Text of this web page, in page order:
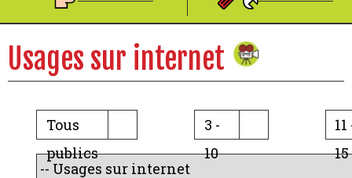
Usages sur internet
Tous
publics
3 -
10
11
15